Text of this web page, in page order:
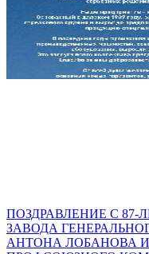
ПОЗДРАВЛЕНИЕ С
ЗАВОДА
АНТОНА ЛОБАНОВА